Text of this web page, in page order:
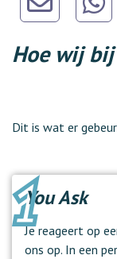
Hoe wij
Dit is wat er
You Ask
Je reageert op
ons op. In een